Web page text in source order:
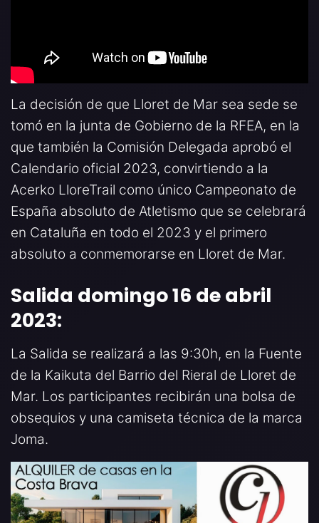
La decisión de que Lloret de Mar sea sede se
tomó en la junta de Gobierno de la RFEA, en la
que también la Comisión Delegada aprobó el
Calendario oficial 2023, convirtiendo a la
Acerko LloreTrail como único Campeonato de
España absoluto de Atletismo que se celebrará
en Cataluña en todo el 2023 y el primero
absoluto a conmemorarse en Lloret de Mar.
Salida domingo 16 de abril
2023:
La Salida se realizará a las 9:30h, en la Fuente
de la Kaikuta del Barrio del Rieral de Lloret de
Mar. Los participantes recibirán una bolsa de
obsequios y una camiseta técnica de la marca
Joma.